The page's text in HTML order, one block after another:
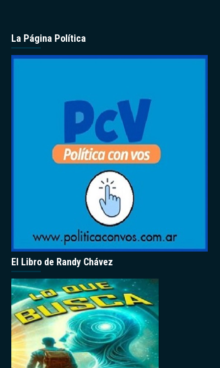
La Página Política
El Libro de Randy Chávez